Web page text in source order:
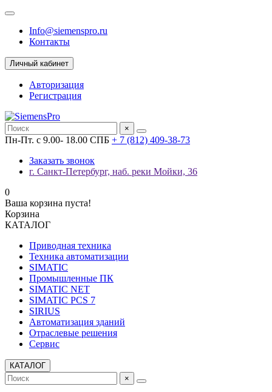
Info@siemenspro.ru
Контакты
Личный кабинет
Авторизация
Регистрация
×
Пн-Пт. с 9.00- 18.00 СПБ + 7 (812) 409-38-73
Заказать звонок
г. Санкт-Петербург, наб. реки Мойки, 36
0
Ваша корзина пуста!
Корзина
КАТАЛОГ
Приводная техника
Техника автоматизации
SIMATIC
Промышленные ПК
SIMATIC NET
SIMATIC PCS 7
SIRIUS
Автоматизация зданий
Отраслевые решения
Сервис
КАТАЛОГ
×